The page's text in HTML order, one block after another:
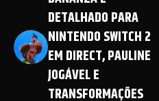
DETALHADO PARA
NINTENDO SWITCH 2
EM DIRECT, PAULINE
JOGÁVEL E
TRANSFORMAÇÕES